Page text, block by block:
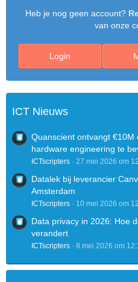
Heb je nog geen account?
van onze
Login
ICT Nieuws
Quanscient ontvangt €10M
hardware engineering te
ICTscripters 27 mei 2026 om
Datalek bij leverancier
Amsterdam
ICTscripters 10 mei 2026 om
Data privacy in 2026: Hoe
verandert
ICTscripters 8 mei 2026 om